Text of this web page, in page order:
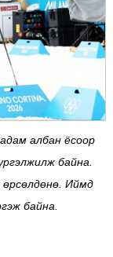
албан ёсоор
байна.
Иймд
байна.